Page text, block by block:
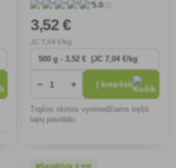
5.0(3)
3,52 €
,04 €/kg
− + Į krepšelį
Trąšos skirtos vynmedžiams tręšti
lapų pavidalu.
Sandėlyje 4 vnt